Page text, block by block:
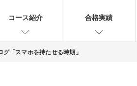
コース紹介 合格実績
「スマホを持たせる時期」